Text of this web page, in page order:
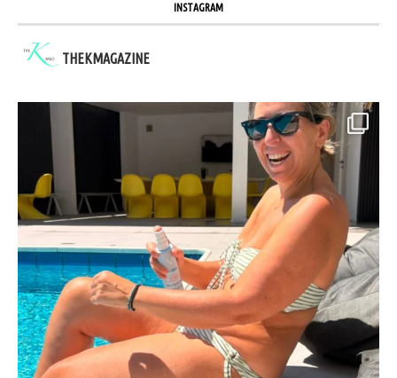
INSTAGRAM
THEKMAGAZINE